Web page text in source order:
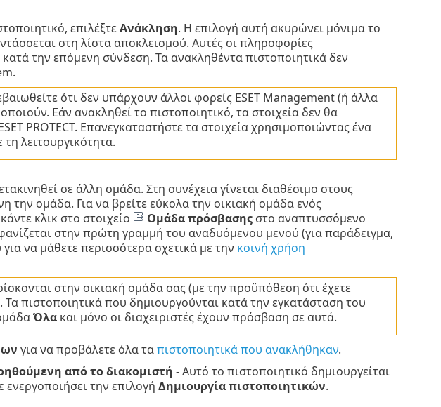
επιλέξτεΑνάκληση. Η επιλογή αυτή ακυρώνει μόνιμα το
στη λίστα αποκλεισμού. Αυτές οι πληροφορίες
την επόμενη σύνδεση. Τα ανακληθέντα πιστοποιητικά δεν
ότι δεν υπάρχουν άλλοι φορείς ESET Management (ή άλλα
Εάν ανακληθεί το πιστοποιητικό, τα στοιχεία δεν θα
PROTECT. Επανεγκαταστήστε τα στοιχεία χρησιμοποιώντας ένα
λειτουργικότητα.
σε άλλη ομάδα. Στη συνέχεια γίνεται διαθέσιμο στους
την ομάδα. Για να βρείτε εύκολα την οικιακή ομάδα ενός
κλικ στο στοιχείο
Ομάδα πρόσβασηςστο αναπτυσσόμενο
στην πρώτη γραμμή του αναδυόμενου μενού (για παράδειγμα,
να μάθετε περισσότερα σχετικά με την κοινή χρήση
στην οικιακή ομάδα σας (με την προϋπόθεση ότι έχετε
Τα πιστοποιητικά που δημιουργούνται κατά την εγκατάσταση του
Όλακαι μόνο οι διαχειριστές έχουν πρόσβαση σε αυτά.
για να προβάλετε όλα ταπιστοποιητικά που ανακλήθηκαν.
από το διακομιστή - Αυτό το πιστοποιητικό δημιουργείται
την επιλογή Δημιουργία πιστοποιητικών.